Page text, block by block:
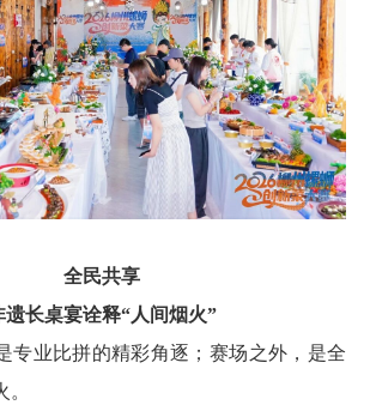
全民共享
遗长桌宴诠释“人间烟火”
专业比拼的精彩角逐；赛场之外，是全